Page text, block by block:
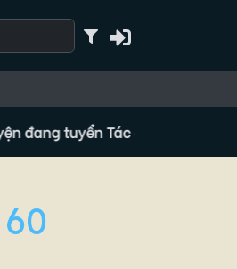
tuyển Tác giả, đăng ký ngay